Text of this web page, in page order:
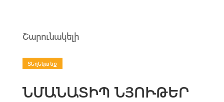
Շարունակելի
Տեղեկանք
ՆՄԱՆԱՏԻՊ ՆՅՈՒԹԵՐ